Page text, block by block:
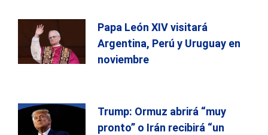
Papa León XIV visitará
Argentina, Perú y Uruguay en
noviembre
Trump: Ormuz abrirá “muy
pronto” o Irán recibirá “un